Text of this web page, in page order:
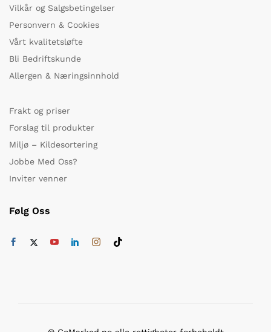
Vilkår og Salgsbetingelser
Personvern & Cookies
Vårt kvalitetsløfte
Bli Bedriftskunde
Allergen & Næringsinnhold
Frakt og priser
Forslag til produkter
Miljø – Kildesortering
Jobbe Med Oss?
Inviter venner
Følg Oss